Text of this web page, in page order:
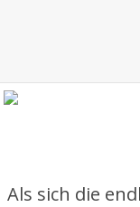
Als sich die